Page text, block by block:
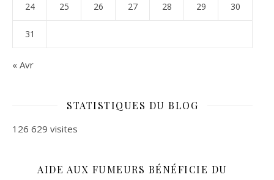
24 25 26 27 28 29 30
31
« Avr
STATISTIQUES DU BLOG
126 629 visites
AIDE AUX FUMEURS BÉNÉFICIE DU